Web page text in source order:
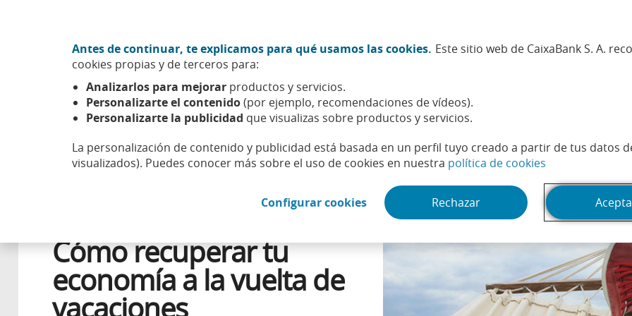
Antes de continuar, te explicamos para qué usamos las cookies. Este sitio web de CaixaBank S. A.
cookies propias y de terceros para:
Analizarlos para mejorar productos y servicios.
Personalizarte el contenido(por ejemplo, recomendaciones de vídeos).
Personalizarte la publicidad que visualizas sobre productos y servicios.
La personalización de contenido y publicidad está basada en un perfil tuyo creado a partir de tus datos
visualizados). Puedes conocer más sobre el uso de cookies en nuestra política de cookies
Configurar cookies(Abrir en ventana nueva)
Rechazar
Sobre nosotros
Esfera Aprender Salud financiera Cómo recuperar tu economía a la vuelta de vacaciones
2 SEPTIEMBRE 2019
Cómo recuperar tu
economía a la vuelta de
vacaciones